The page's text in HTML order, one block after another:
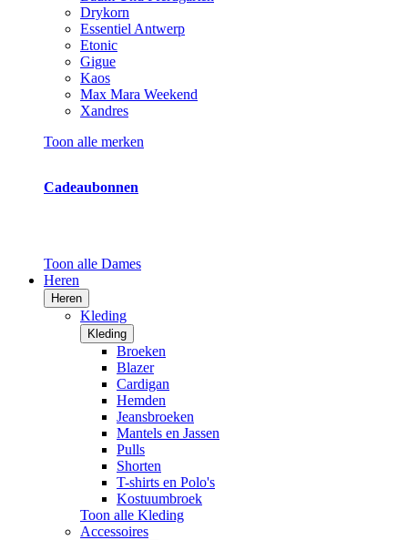
Drykorn
Essentiel Antwerp
Etonic
Gigue
Kaos
Max Mara Weekend
Xandres
Toon alle merken
Cadeaubonnen
Toon alle Dames
Heren
Heren
Kleding
Kleding
Broeken
Blazer
Cardigan
Hemden
Jeansbroeken
Mantels en Jassen
Pulls
Shorten
T-shirts en Polo's
Kostuumbroek
Toon alle Kleding
Accessoires